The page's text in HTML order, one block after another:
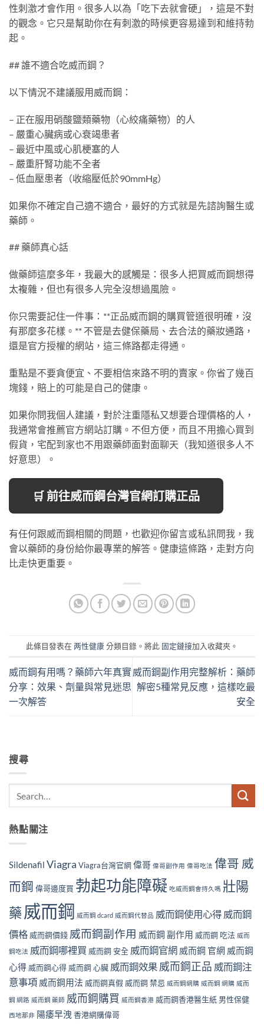
性刺激才會作用。很多人以為「吃下去就會硬」，這是不對
的觀念。它只是幫助你在有刺激的時候更容易達到和維持勃
起。
## 誰不適合吃威而鋼？
以下情況不建議服用威而鋼：
– 正在服用硝酸鹽類藥物（心絞痛藥物）的人
– 嚴重心臟病或心衰竭患者
– 最近中風或心肌梗塞的人
– 嚴重肝腎功能不全者
– 低血壓患者（收縮壓低於90mmHg）
如果你不確定自己適不適合，最好的方式就是先諮詢醫生或
藥師。
## 藥師真心話
做藥師這麼多年，我最大的感觸是：很多人把買威而鋼想得
太複雜，但也有很多人完全沒想過風險。
你只需要記住一件事：**正品威而鋼的購買管道很明確，沒
有那麼多花樣。** 不管是去健保藥局、去合法的藥妝通路，
還是官方授權的網站，這三條路都走得通。
重點是不要貪便宜、不要相信來路不明的賣家。你省了幾百
塊錢，賠上的可能是自己的健康。
如果你問我個人建議，對於注重隱私又想要合理價格的人，
我通常會推薦官方網站訂購。不但方便，而且不用擔心買到
假貨，宅配到家也不用跟藥師面對面聊天（我知道很多人不
好意思）。
🛒 前往威而鋼台灣官網訂購正品
有任何跟威而鋼相關的問題，也歡迎你留言或私訊問我，我
會以藥師的身份給你最專業的解答。健康這條路，走對方向
比走快更重要。
此條目發表在 两性健康分類目錄。將此 固定鏈接加入收藏夾。
威而鋼有用嗎？藥師六年真實
分享：效果、劑量與常見迷思
一次解答
威而鋼副作用完整解析：藥師
解密5種常見反應，這樣吃最
安全
搜尋
熱點關注
Sildenafil Viagra Viagra台灣官網偉哥 偉哥副作用 偉哥吃法 偉哥 威
而鋼 偉哥邊度買 勃起功能障礙 吃威而鋼會持久嗎 壯陽
藥 威而鋼 威而鋼 dcard 威而鋼代替品 威而鋼使用心得 威而鋼
價格 威而鋼價錢 威而鋼副作用 威而鋼 副作用 威而鋼 吃法 威而
鋼吃法 威而鋼哪裡買 威而鋼 安全 威而鋼官網 威而鋼 官網 威而鋼
心得 威而鋼心得 威而鋼 心臟 威而鋼效果 威而鋼正品 威而鋼注
意事項 威而鋼用法 威而鋼真假 威而鋼 禁忌 威而鋼網購 威而鋼 網購 威而
鋼 網路 威而鋼 藥師 威而鋼購買 威而鋼香港 威而鋼香港醫生紙 男性保健
西地那非 陽痿早洩 香港網購偉哥